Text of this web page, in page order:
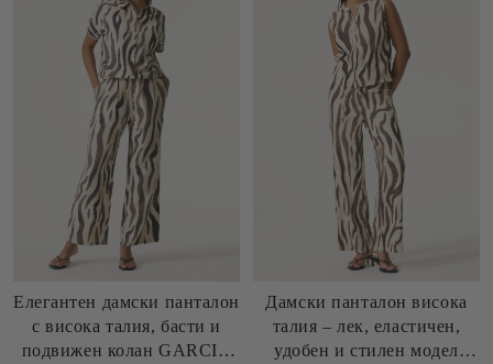
Елегантен дамски панталон
с висока талия, басти и
подвижен колан GARCIA
Дамски панталон висока
талия – лек, еластичен,
удобен и стилен модел